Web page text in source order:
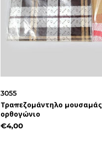
3055
Τραπεζομάντηλο μουσαμάς
ορθογώνιο
€4,00